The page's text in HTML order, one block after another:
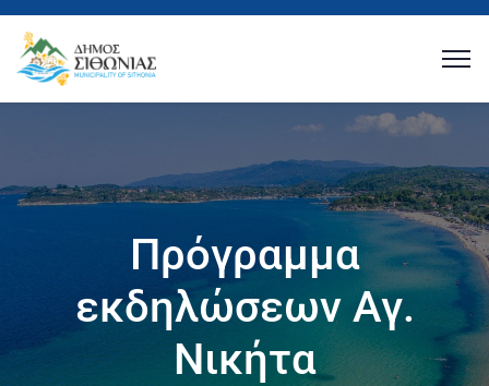
Πρόγραμμα
εκδηλώσεων Αγ.
Νικήτα